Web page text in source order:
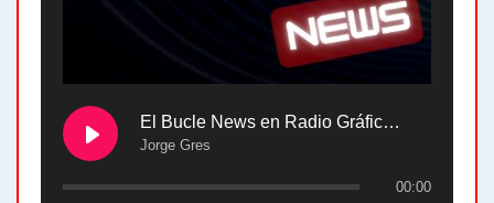
El Bucle News en Radio Gráfica. Bloque 2 . 28.04.24
Jorge Gres
00:00